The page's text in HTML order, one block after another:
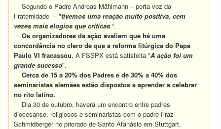
Segundo o Padre Andreas Mählmann – porta-voz da
Fraternidade – "tivemos uma reação muito positiva, cem
vezes mais elogios que críticas “.
Os organizadores da ação avaliam que há uma
concordância no clero de que a reforma litúrgica do Papa
Paulo VI fracassou. A FSSPX está satisfeita "A ação foi um
grande sucesso".
Cerca de 15 a 20% dos Padres e de 30% a 40% dos
seminaristas alemães estão dispostos a aprender a celebrar
no rito latino.
Dia 30 de outubro, haverá um encontro entre padres
diocesanso, religiosos e seminaristas com o padre Fraz
Schmidberger no priorado de Santo Atanásio em Stuttgart.